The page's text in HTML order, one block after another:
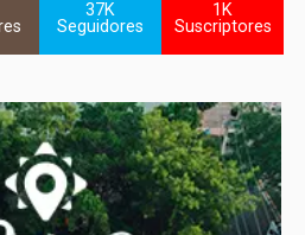
37K
Seguidores
1K
Suscriptores